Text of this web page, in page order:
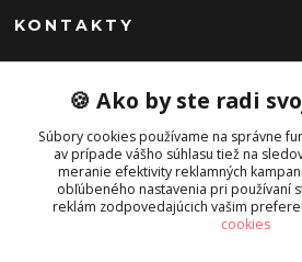
KONTAKTY
Peknekabelky.sk
+421 949747302
Po-Pia 10-16
info@peknekabelky.sk
🍪 Ako by ste radi
Súbory cookies používame na správne
av prípade vášho súhlasu tiež na
meranie efektivity reklamných
obľúbeného nastavenia pri používaní
reklám zodpovedajúcich vašim
cookies